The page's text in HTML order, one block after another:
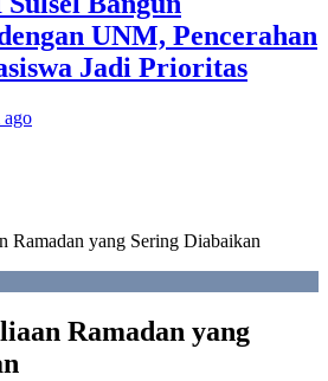
UNM, Pencerahan
Jadi Prioritas
ago
Ramadan yang Sering Diabaikan
Ramadan yang